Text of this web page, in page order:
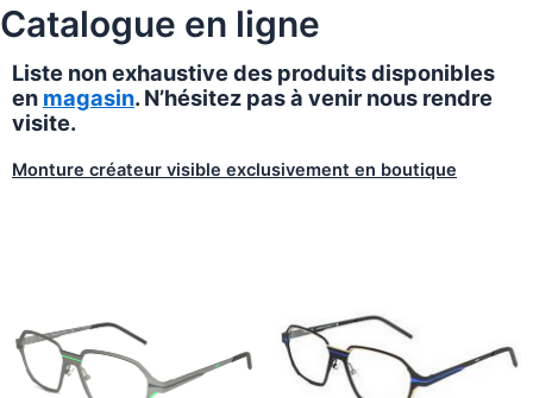
Catalogue en ligne
Liste non exhaustive des produits disponibles
en magasin. N’hésitez pas à venir nous rendre
visite.
Monture créateur visible exclusivement en boutique